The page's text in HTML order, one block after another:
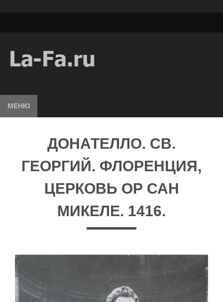
МЕНЮ
ДОНАТЕЛЛО. СВ.
ГЕОРГИЙ. ФЛОРЕНЦИЯ,
ЦЕРКОВЬ ОР САН
МИКЕЛЕ. 1416.